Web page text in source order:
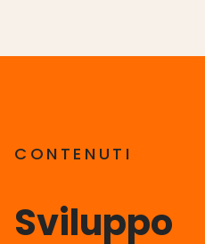
CONTENUTI
Sviluppo